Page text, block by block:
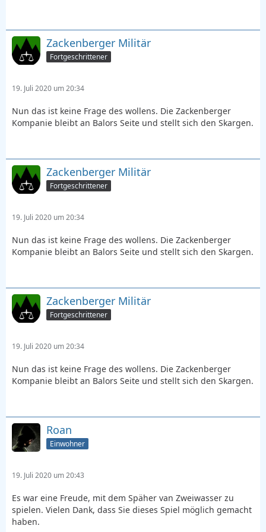
Zackenberger Militär
Fortgeschrittener
19. Juli 2020 um 20:34
Nun das ist keine Frage des wollens. Die Zackenberger
Kompanie bleibt an Balors Seite und stellt sich den Skargen.
Zackenberger Militär
Fortgeschrittener
19. Juli 2020 um 20:34
Nun das ist keine Frage des wollens. Die Zackenberger
Kompanie bleibt an Balors Seite und stellt sich den Skargen.
Zackenberger Militär
Fortgeschrittener
19. Juli 2020 um 20:34
Nun das ist keine Frage des wollens. Die Zackenberger
Kompanie bleibt an Balors Seite und stellt sich den Skargen.
Roan
Einwohner
19. Juli 2020 um 20:43
Es war eine Freude, mit dem Späher van Zweiwasser zu
spielen. Vielen Dank, dass Sie dieses Spiel möglich gemacht
haben.